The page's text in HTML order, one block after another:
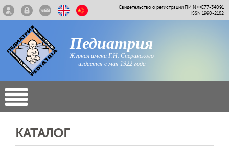
Свидетельство о регистрации ПИ N ФС77-34091
ISSN 1990-2182
Педиатрия
Журнал имени Г.Н. Сперанского
издается с мая 1922 года
КАТАЛОГ